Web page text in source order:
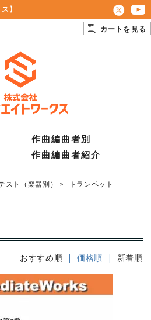
】
カートを見る
作曲編曲者別
作曲編曲者紹介
スト（楽器別） > トランペット
おすすめ順 | 価格順 | 新着順